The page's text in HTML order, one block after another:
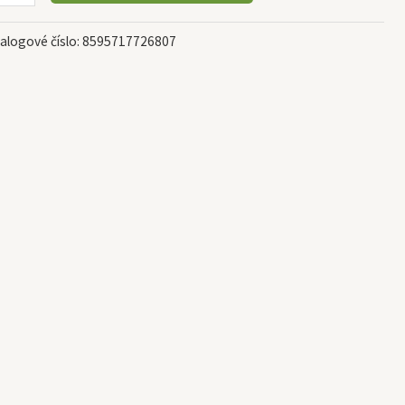
číslo: 8595717726807